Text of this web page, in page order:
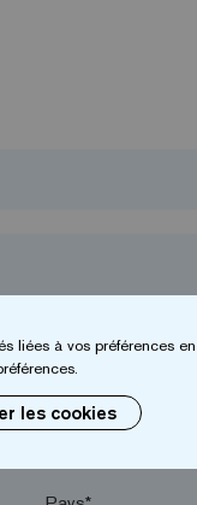
Entreprise*
à vos préférences
les cookies